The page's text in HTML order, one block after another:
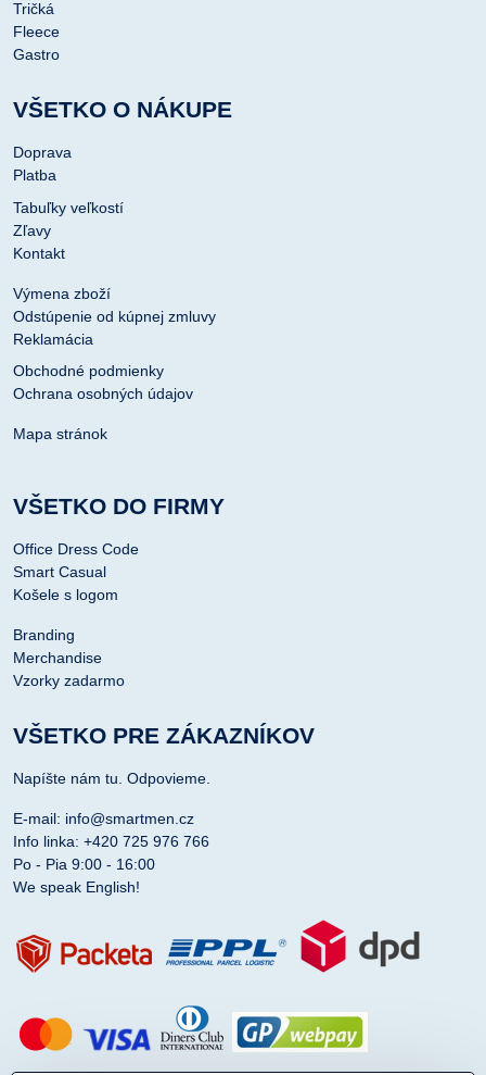
Tričká
Fleece
Gastro
VŠETKO O NÁKUPE
Doprava
Platba
Tabuľky veľkostí
Zľavy
Kontakt
Výmena zboží
Odstúpenie od kúpnej zmluvy
Reklamácia
Obchodné podmienky
Ochrana osobných údajov
Mapa stránok
VŠETKO DO FIRMY
Office Dress Code
Smart Casual
Košele s logom
Branding
Merchandise
Vzorky zadarmo
VŠETKO PRE ZÁKAZNÍKOV
Napíšte nám tu. Odpovieme.
E-mail: info@smartmen.cz
Info linka: +420 725 976 766
Po - Pia 9:00 - 16:00
We speak English!